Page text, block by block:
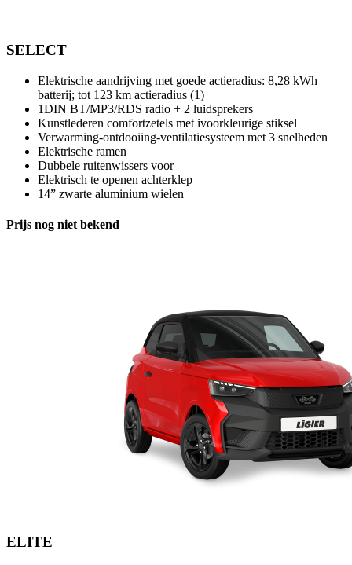
SELECT
Elektrische aandrijving met goede actieradius: 8,28 kWh
batterij; tot 123 km actieradius (1)
1DIN BT/MP3/RDS radio + 2 luidsprekers
Kunstlederen comfortzetels met ivoorkleurige stiksel
Verwarming-ontdooiing-ventilatiesysteem met 3 snelheden
Elektrische ramen
Dubbele ruitenwissers voor
Elektrisch te openen achterklep
14” zwarte aluminium wielen
Prijs nog niet bekend
ELITE